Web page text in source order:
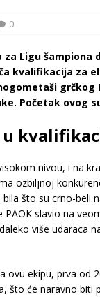
0
Ligu šampiona
kvalifikacija za
Početak ovog
nivou, i na
ozbiljnoj
što su crno-beli
slavio na
više udaraca
ovu ekipu, prva od
što će naravno biti